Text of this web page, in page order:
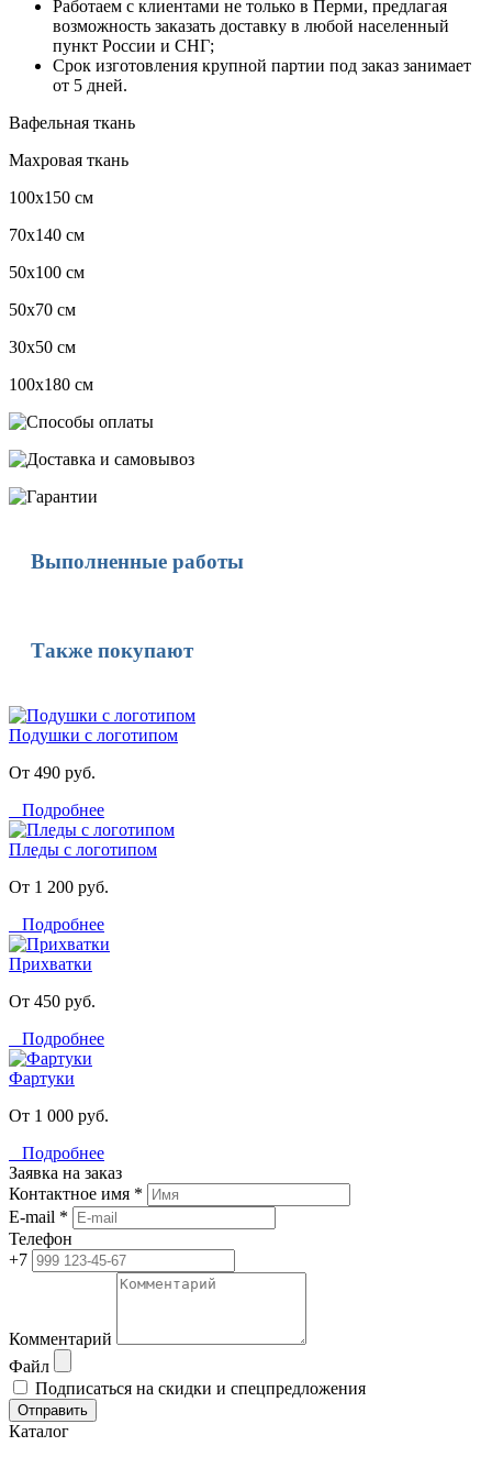
Работаем с клиентами не только в Перми, предлагая
возможность заказать доставку в любой населенный
пункт России и СНГ;
Срок изготовления крупной партии под заказ занимает
от 5 дней.
Вафельная ткань
Махровая ткань
100х150 см
70х140 см
50х100 см
50х70 см
30х50 см
100х180 см
Выполненные работы
Также покупают
Подушки с логотипом
От 490 руб.
Подробнее
Пледы с логотипом
От 1 200 руб.
Подробнее
Прихватки
От 450 руб.
Подробнее
Фартуки
От 1 000 руб.
Подробнее
Заявка на заказ
Контактное имя *
E-mail *
Телефон
+7
Комментарий
Файл
Подписаться на скидки и спецпредложения
Отправить
Каталог